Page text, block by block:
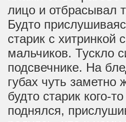
лицо и отбрасывал
Будто
старик с хитринкой
мальчиков. Тускло
подсвечнике. На
губах чуть заметно
будто старик кого-
поднялся,